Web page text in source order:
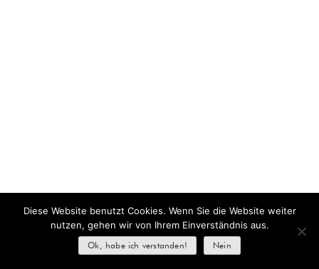
Diese Website benutzt Cookies. Wenn Sie die Website weiter
nutzen, gehen wir von Ihrem Einverständnis aus.
Ok, habe ich verstanden! Nein